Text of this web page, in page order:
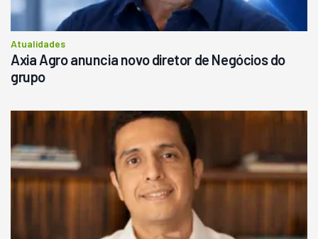
Atualidades
Axia Agro anuncia novo diretor de Negócios do
grupo